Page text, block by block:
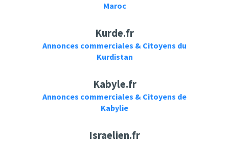
Maroc
Kurde.fr
Annonces commerciales & Citoyens du
Kurdistan
Kabyle.fr
Annonces commerciales & Citoyens de
Kabylie
Israelien.fr